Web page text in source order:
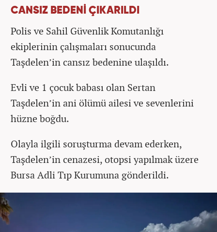
CANSIZ BEDENİ ÇIKARILDI
Polis ve Sahil Güvenlik Komutanlığı
ekiplerinin çalışmaları sonucunda
Taşdelen’in cansız bedenine ulaşıldı.
Evli ve 1 çocuk babası olan Sertan
Taşdelen’in ani ölümü ailesi ve sevenlerini
hüzne boğdu.
Olayla ilgili soruşturma devam ederken,
Taşdelen’in cenazesi, otopsi yapılmak üzere
Bursa Adli Tıp Kurumuna gönderildi.